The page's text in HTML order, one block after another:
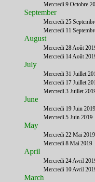
Le French District est le premier guide
internet en Français sur les Etats-Unis.
principe : Le meilleur des Etats-Unis par
Mercredi 9 Octobre
September
Mercredi 25
Mercredi 11
August
Mercredi 28 Août
Mercredi 14 Août
July
Mercredi 31 Juillet
Mercredi 17 Juillet
Mercredi 3 Juillet
June
Mercredi 19 Juin 2019
Mercredi 5 Juin 2019
May
Mercredi 22 Mai 2019
Mercredi 8 Mai 2019
April
Mercredi 24 Avril
Mercredi 10 Avril
March